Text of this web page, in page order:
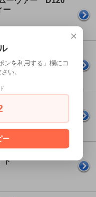
ー
ーヴァー D121
ーヴァー D124
ト
×
ンを利用する」欄にコ
い。
ー